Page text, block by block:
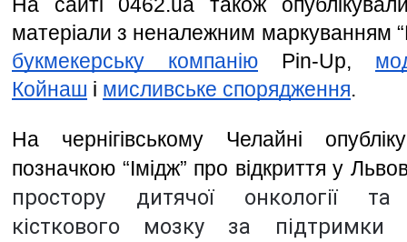
букмекерську компанію Pin-Up,
Койнаш і мисливське спорядження.
На чернігівському Челайні
позначкою “Імідж” про відкриття у
простору дитячої онкології та
кісткового мозку за підтримки